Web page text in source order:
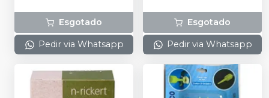
Esgotado
Pedir via Whatsapp
aspiração inicial (Endo
Tips 0.6), 1 ponta de
aspiração final (Endo Tips
0.014)
Esgotado
Pedir via Whatsapp